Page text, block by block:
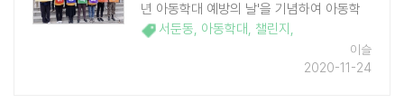
년 아동학대 예방의 날'을 기념하여 아동학
대 예방 챌린지에 동참했다. 집합 활동이 제
한된 코로나 시대에 맞춰, 약속을 의미하는
수어(手語)로 '아동학대 예방과 아동학대신
서둔동, 아동학대, 챌린지 ,
이슬
2020-11-24